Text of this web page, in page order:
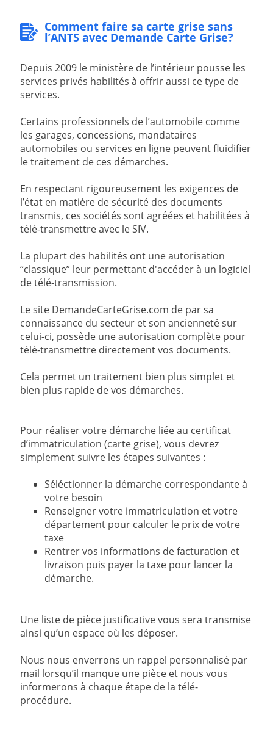
Comment faire sa carte grise sans
l’ANTS avec Demande Carte Grise?
Depuis 2009 le ministère de l’intérieur pousse les
services privés habilités à offrir aussi ce type de
services.
Certains professionnels de l’automobile comme
les garages, concessions, mandataires
automobiles ou services en ligne peuvent fluidifier
le traitement de ces démarches.
En respectant rigoureusement les exigences de
l’état en matière de sécurité des documents
transmis, ces sociétés sont agréées et habilitées à
télé-transmettre avec le SIV.
La plupart des habilités ont une autorisation
“classique” leur permettant d'accéder à un logiciel
de télé-transmission.
Le site DemandeCarteGrise.com de par sa
connaissance du secteur et son ancienneté sur
celui-ci, possède une autorisation complète pour
télé-transmettre directement vos documents.
Cela permet un traitement bien plus simplet et
bien plus rapide de vos démarches.
Pour réaliser votre démarche liée au certificat
d’immatriculation (carte grise), vous devrez
simplement suivre les étapes suivantes :
Séléctionner la démarche correspondante à
votre besoin
Renseigner votre immatriculation et votre
département pour calculer le prix de votre
taxe
Rentrer vos informations de facturation et
livraison puis payer la taxe pour lancer la
démarche.
Une liste de pièce justificative vous sera transmise
ainsi qu’un espace où les déposer.
Nous nous enverrons un rappel personnalisé par
mail lorsqu’il manque une pièce et nous vous
informerons à chaque étape de la télé-
procédure.